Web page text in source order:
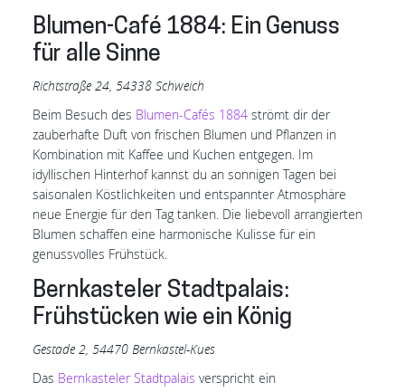
Blumen-Café 1884: Ein Genuss
für alle Sinne
Richtstraße 24, 54338 Schweich
Beim Besuch des Blumen-Cafés 1884 strömt dir der
zauberhafte Duft von frischen Blumen und Pflanzen in
Kombination mit Kaffee und Kuchen entgegen. Im
idyllischen Hinterhof kannst du an sonnigen Tagen bei
saisonalen Köstlichkeiten und entspannter Atmosphäre
neue Energie für den Tag tanken. Die liebevoll arrangierten
Blumen schaffen eine harmonische Kulisse für ein
genussvolles Frühstück.
Bernkasteler Stadtpalais:
Frühstücken wie ein König
Gestade 2, 54470 Bernkastel-Kues
Das Bernkasteler Stadtpalais verspricht ein